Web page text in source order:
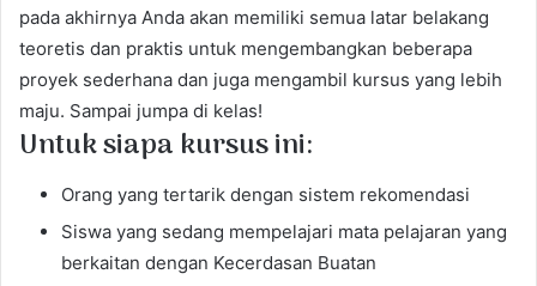
pada akhirnya Anda akan memiliki semua latar belakang
teoretis dan praktis untuk mengembangkan beberapa
proyek sederhana dan juga mengambil kursus yang lebih
maju. Sampai jumpa di kelas!
Untuk siapa kursus ini:
Orang yang tertarik dengan sistem rekomendasi
Siswa yang sedang mempelajari mata pelajaran yang
berkaitan dengan Kecerdasan Buatan